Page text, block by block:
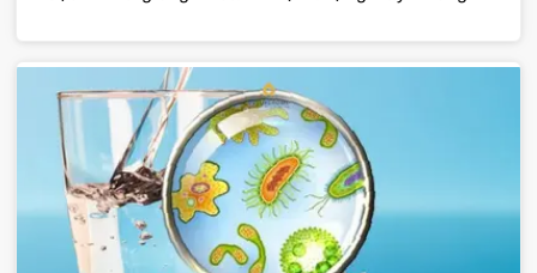
thọ đường ống, bình nóng lạnh và chất lượng sinh
hoạt hằng ngày. Nếu không được xử lý đúng cách,
nước đóng cặn có thể khiến bạn tốn nhiều chi phí sửa
chữa về lâu dài. Cùng Giải Pháp Nước tìm hiểu chi tiết
qua bài viết dưới đây.